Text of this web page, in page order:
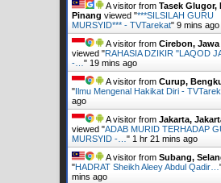
A visitor from Tasek Glugor,
Pinang viewed "***SILSILAH GURU
MURSYID*** - TVTarekat" 9 mins ago
A visitor from Cirebon, Jawa
viewed "RAHASIA DZIKIR "LAQOD
-…" 19 mins ago
A visitor from Curup,
" Ilmu Mengenal Hakikat Diri -
ago
A visitor from Jakarta,
viewed "ADAB MURID TERHADAP
MURSYID -…" 1 hr 21 mins ago
A visitor from Subang,
"HADRAT Sheikh Aleey Abdul Qadir…
mins ago